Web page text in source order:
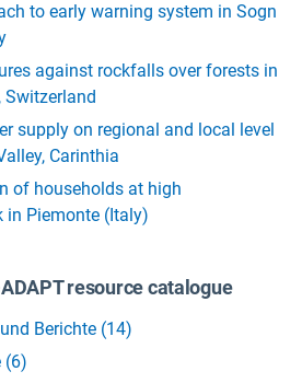
to early warning system in Sogn
against rockfalls over forests in
Switzerland
supply on regional and local level
Carinthia
of households at high
in Piemonte (Italy)
resource catalogue
Berichte (14)
(6)